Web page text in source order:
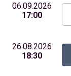
06.09.2026
17:00
26.08.2026
18:30